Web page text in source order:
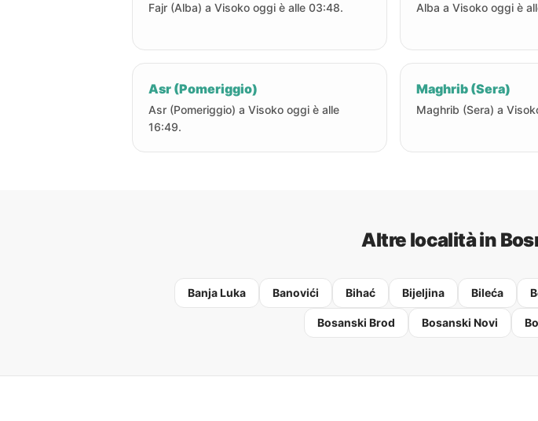
Fajr (Alba) a Visoko oggi è alle 03:48. Alba a Visoko oggi è
Asr (Pomeriggio)
Asr (Pomeriggio) a Visoko oggi è alle
16:49.
Maghrib (Sera)
Maghrib (Sera) a
Altre località in
Banja Luka Banovići Bihać Bijeljina Bileća
Bosanski Brod Bosanski Novi